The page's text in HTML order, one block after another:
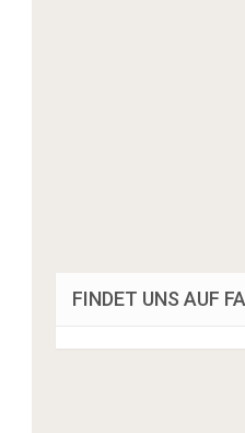
FINDET UNS AUF